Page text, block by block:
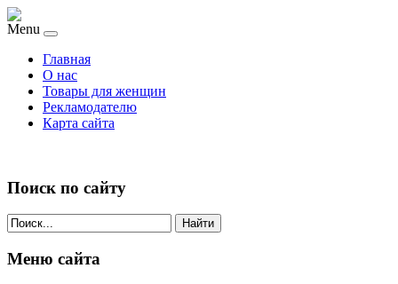
Menu
Главная
О нас
Товары для женщин
Рекламодателю
Карта сайта
Поиск по сайту
Найти
Меню сайта